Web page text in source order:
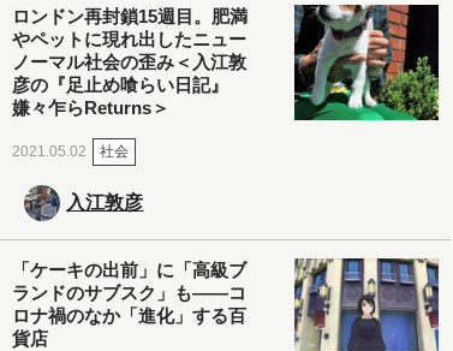
ロンドン再封鎖15週目。肥満
やペットに現れ出したニュー
ノーマル社会の歪み＜入江敦
彦の『足止め喰らい日記』
嫌々乍らReturns＞
2021.05.02 社会
入江敦彦
「ケーキの出前」に「高級ブ
ランドのサブスク」も――コ
ロナ禍のなか「進化」する百
貨店